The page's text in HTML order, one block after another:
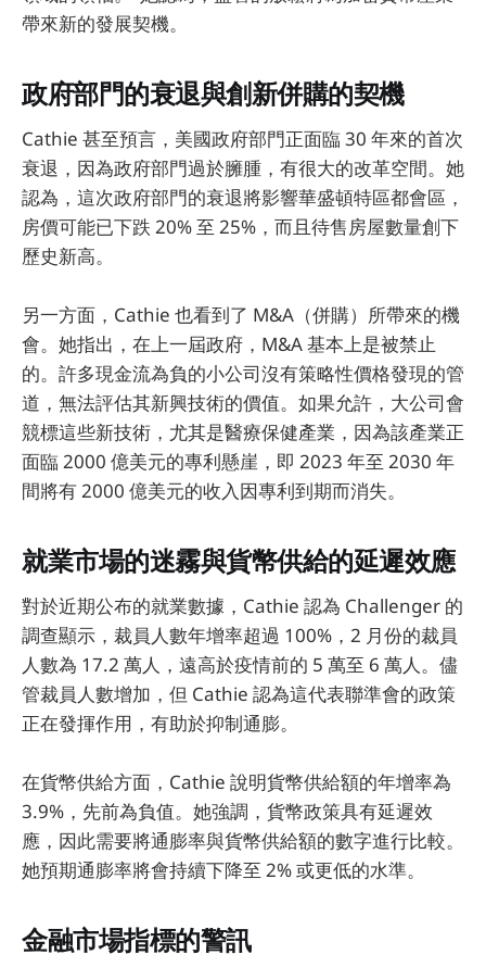
帶來新的發展契機。
政府部門的衰退與創新併購的契機
Cathie 甚至預言，美國政府部門正面臨 30 年來的首次
衰退，因為政府部門過於臃腫，有很大的改革空間。她
認為，這次政府部門的衰退將影響華盛頓特區都會區，
房價可能已下跌 20% 至 25%，而且待售房屋數量創下
歷史新高。
另一方面，Cathie 也看到了 M&A（併購）所帶來的機
會。她指出，在上一屆政府，M&A 基本上是被禁止
的。許多現金流為負的小公司沒有策略性價格發現的管
道，無法評估其新興技術的價值。如果允許，大公司會
競標這些新技術，尤其是醫療保健產業，因為該產業正
面臨 2000 億美元的專利懸崖，即 2023 年至 2030 年
間將有 2000 億美元的收入因專利到期而消失。
就業市場的迷霧與貨幣供給的延遲效應
對於近期公布的就業數據，Cathie 認為 Challenger 的
調查顯示，裁員人數年增率超過 100%，2 月份的裁員
人數為 17.2 萬人，遠高於疫情前的 5 萬至 6 萬人。儘
管裁員人數增加，但 Cathie 認為這代表聯準會的政策
正在發揮作用，有助於抑制通膨。
在貨幣供給方面，Cathie 說明貨幣供給額的年增率為
3.9%，先前為負值。她強調，貨幣政策具有延遲效
應，因此需要將通膨率與貨幣供給額的數字進行比較。
她預期通膨率將會持續下降至 2% 或更低的水準。
金融市場指標的警訊